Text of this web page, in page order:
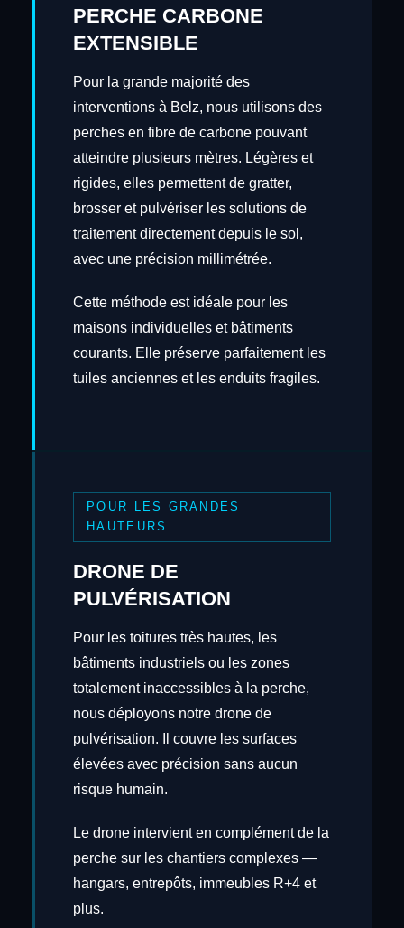
PERCHE CARBONE
EXTENSIBLE
Pour la grande majorité des
interventions à Belz, nous utilisons des
perches en fibre de carbone pouvant
atteindre plusieurs mètres. Légères et
rigides, elles permettent de gratter,
brosser et pulvériser les solutions de
traitement directement depuis le sol,
avec une précision millimétrée.
Cette méthode est idéale pour les
maisons individuelles et bâtiments
courants. Elle préserve parfaitement les
tuiles anciennes et les enduits fragiles.
POUR LES GRANDES
HAUTEURS
DRONE DE
PULVÉRISATION
Pour les toitures très hautes, les
bâtiments industriels ou les zones
totalement inaccessibles à la perche,
nous déployons notre drone de
pulvérisation. Il couvre les surfaces
élevées avec précision sans aucun
risque humain.
Le drone intervient en complément de la
perche sur les chantiers complexes —
hangars, entrepôts, immeubles R+4 et
plus.